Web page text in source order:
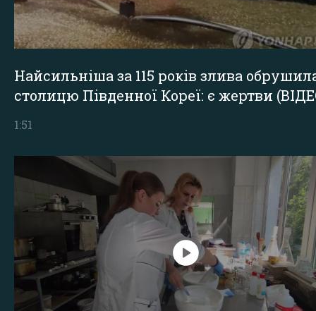
Найсильніша за 115 років злива
столицю Південної Кореї: є жертви
1:51